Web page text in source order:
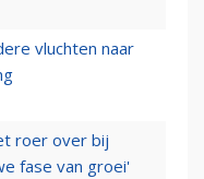
vluchten naar
roer over bij
fase van groei'